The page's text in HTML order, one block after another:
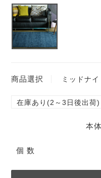
商品選択 ミッドナ
在庫あり(2～3日後出荷)
個 数
本